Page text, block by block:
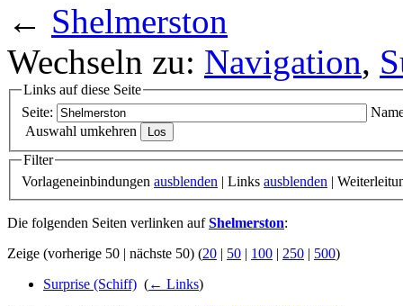
← Shelmerston
Wechseln zu: Navigation,
Links auf diese Seite
Seite:
Auswahl umkehren
Filter
Vorlageneinbindungen ausblenden | Links ausblenden |
Die folgenden Seiten verlinken aufShelmerston:
Zeige (vorherige 50 | nächste 50) (20 | 50 | 100 | 250 | 500)
Surprise (Schiff) (← Links)